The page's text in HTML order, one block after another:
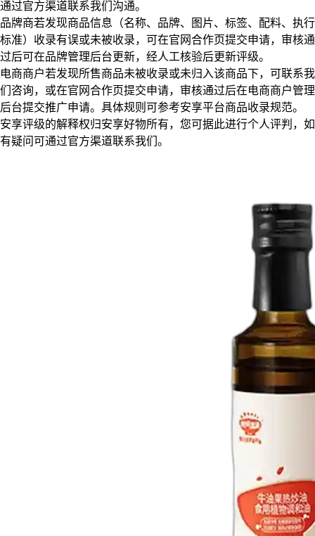
通过官方渠道联系我们沟通。
品牌商若发现商品信息（名称、品牌、图片、标签、配料、执行
标准）收录有误或未被收录，可在官网合作页提交申请，审核通
过后可在品牌管理后台更新，经人工核验后更新评级。
电商商户若发现所售商品未被收录或未归入该商品下，可联系我
们咨询，或在官网合作页提交申请，审核通过后在电商商户管理
后台提交推广申请。具体规则可参考安享平台商品收录规范。
安享评级的解释权归安享好物所有，您可据此进行个人评判，如
有疑问可通过官方渠道联系我们。